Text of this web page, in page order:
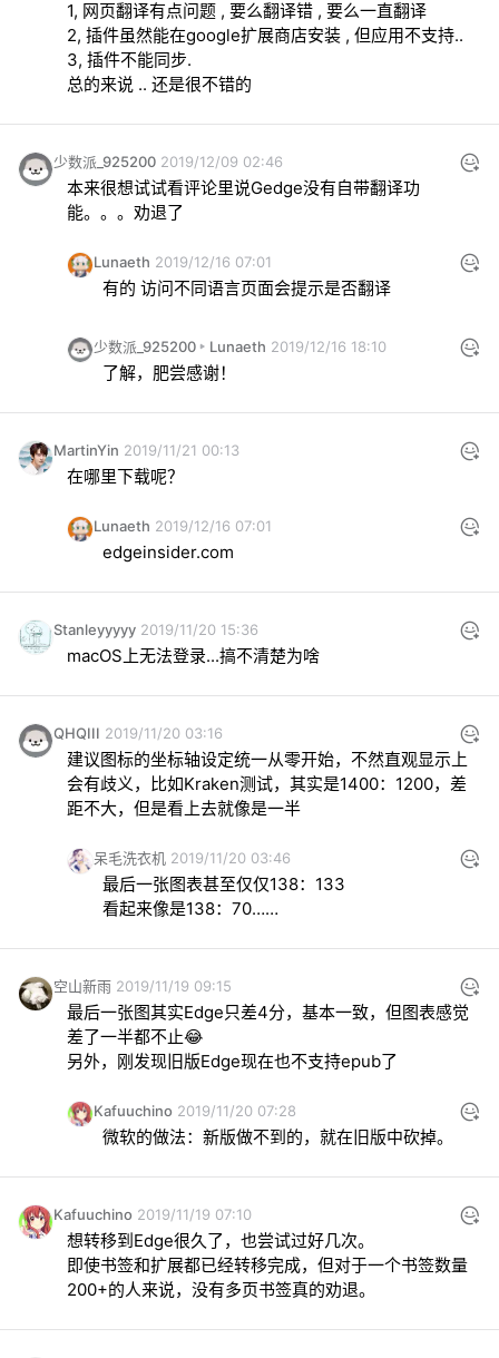
1, 网页翻译有点问题 , 要么翻译错 , 要么一直翻译
2, 插件虽然能在google扩展商店安装 , 但应用不支持..
3, 插件不能同步.
总的来说 .. 还是很不错的
少数派_925200 2019/12/09 02:46
本来很想试试看评论里说Gedge没有自带翻译功
能。。。劝退了
Lunaeth 2019/12/16 07:01
有的 访问不同语言页面会提示是否翻译
少数派_925200 Lunaeth 2019/12/16 18:10
了解，肥尝感谢！
MartinYin 2019/11/21 00:13
在哪里下载呢？
Lunaeth 2019/12/16 07:01
edgeinsider.com
Stanleyyyyy 2019/11/20 15:36
macOS上无法登录...搞不清楚为啥
QHQIII 2019/11/20 03:16
建议图标的坐标轴设定统一从零开始，不然直观显示上
会有歧义，比如Kraken测试，其实是1400：1200，差
距不大，但是看上去就像是一半
呆毛洗衣机 2019/11/20 03:46
最后一张图表甚至仅仅138：133
看起来像是138：70……
空山新雨 2019/11/19 09:15
最后一张图其实Edge只差4分，基本一致，但图表感觉
差了一半都不止😂
另外，刚发现旧版Edge现在也不支持epub了
Kafuuchino 2019/11/20 07:28
微软的做法：新版做不到的，就在旧版中砍掉。
Kafuuchino 2019/11/19 07:10
想转移到Edge很久了，也尝试过好几次。
即使书签和扩展都已经转移完成，但对于一个书签数量
200+的人来说，没有多页书签真的劝退。